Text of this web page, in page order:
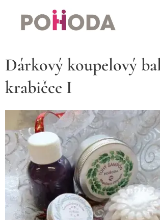
Dárkový koupelový
krabičce I